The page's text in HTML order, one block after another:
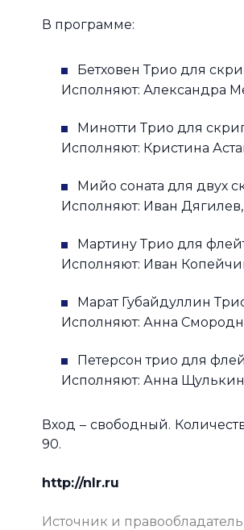
В программе:
Бетховен Трио для
Исполняют: Александра
Минотти Трио для
Исполняют: Кристина
Мийо соната для двух
Исполняют: Иван
Мартину Трио для
Исполняют: Иван
Марат Губайдуллин
Исполняют: Анна
Петерсон трио для
Исполняют: Анна
Вход – свободный.
90.
http://nlr.ru
Источник и